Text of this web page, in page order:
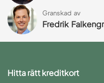
Granskad av
Fredrik
Hitta rätt kreditkort